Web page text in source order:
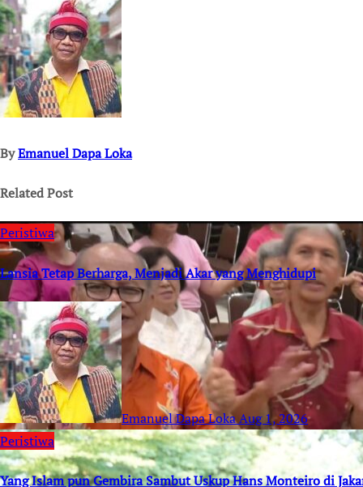
ByEmanuel Dapa Loka
Related Post
Peristiwa
Lansia Tetap Berharga, Menjadi Akar yang Menghidupi
Emanuel Dapa LokaAug 1, 2026
Peristiwa
Yang Islam pun Gembira Sambut Uskup Hans Monteiro di